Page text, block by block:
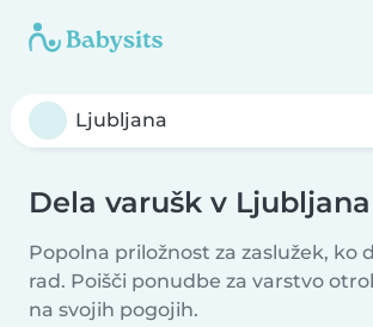
Dela varušk v Ljubljana
Popolna priložnost za zaslužek, ko
rad. Poišči ponudbe za varstvo
na svojih pogojih.